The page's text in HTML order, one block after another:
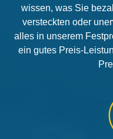
wissen, was Sie
versteckten oder
alles in unserem
ein gutes Preis-